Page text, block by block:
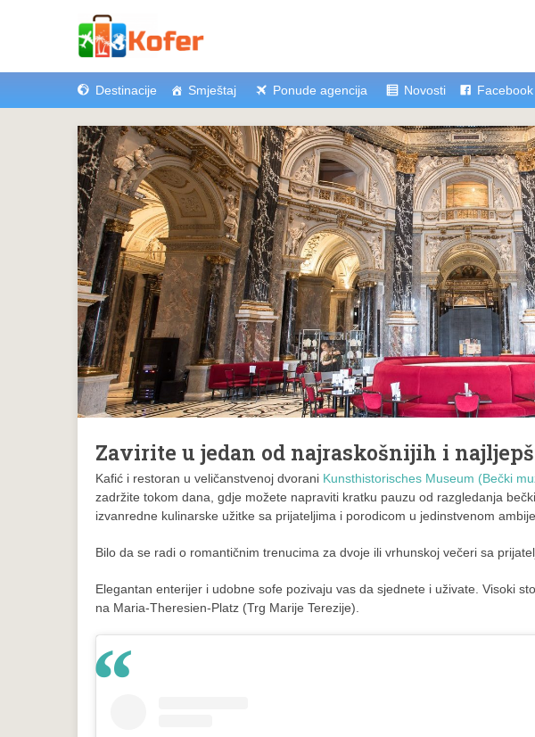
Destinacije Smještaj Ponude agencija Novosti Facebook
Zavirite u jedan od najraskošnijih i
Kafić i restoran u veličanstvenoj dvorani Kunsthistorisches Museum (Bečki
zadržite tokom dana, gdje možete napraviti kratku pauzu od razgledanja
izvanredne kulinarske užitke sa prijateljima i porodicom u jedinstvenom
Bilo da se radi o romantičnim trenucima za dvoje ili vrhunskoj večeri sa
Elegantan enterijer i udobne sofe pozivaju vas da sjednete i uživate. Visoki
na Maria-Theresien-Platz (Trg Marije Terezije).